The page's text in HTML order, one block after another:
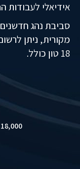
אידיאלי לעבודות
סביבת נהג
18 טון כולל.
18,000 ק"ג / 14,990 ק"ג אופציונלי